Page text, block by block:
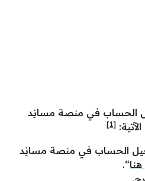
الحساب في منصة مسانِد
[1]
الحساب في منصة مسانِد
“.